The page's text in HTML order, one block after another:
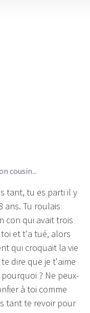
cousin...
tant, tu es parti il y
ans. Tu roulais
con qui avait trois
et t'a tué, alors
qui croquait la vie
dire que je t'aime
? Ne peux-
à toi comme
tant te revoir pour